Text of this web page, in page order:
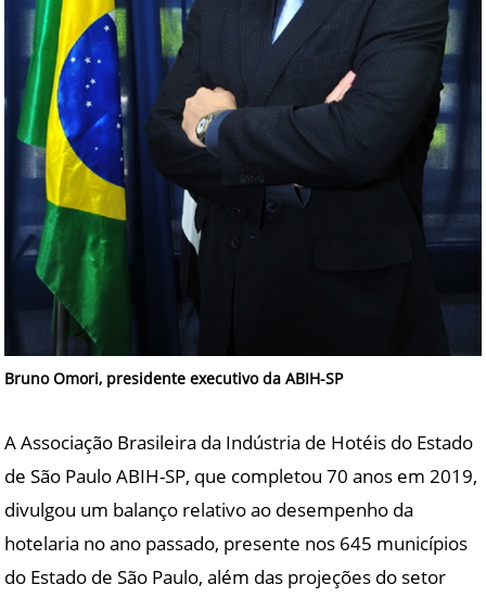
Bruno Omori, presidente executivo da ABIH-SP
A Associação Brasileira da Indústria de Hotéis do Estado
de São Paulo ABIH-SP, que completou 70 anos em 2019,
divulgou um balanço relativo ao desempenho da
hotelaria no ano passado, presente nos 645 municípios
do Estado de São Paulo, além das projeções do setor